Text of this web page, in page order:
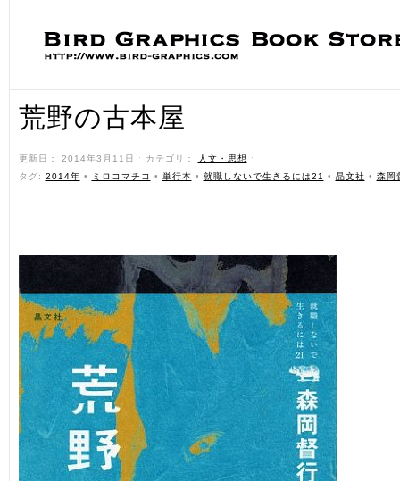
荒野の古本屋
更新日： 2014年3月11日 ˑ カテゴリ： 人文・思想
ˑ
タグ: 2014年 • ミロコマチコ • 単行本 • 就職しないで生きるには21 • 晶文社 • 森岡